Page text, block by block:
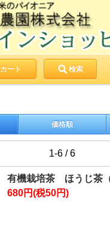
カート 検索
価格順
1-6 / 6
有機栽培茶 ほうじ茶（
680円(税50円)